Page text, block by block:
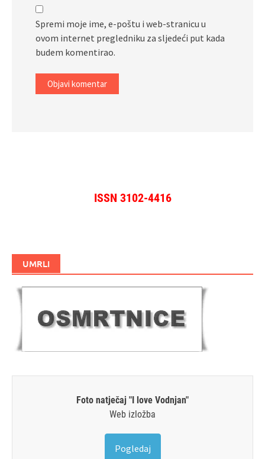
Spremi moje ime, e-poštu i web-stranicu u
ovom internet pregledniku za sljedeći put kada
budem komentirao.
ISSN 3102-4416
UMRLI
Foto natječaj "I love Vodnjan"
Web izložba
Pogledaj